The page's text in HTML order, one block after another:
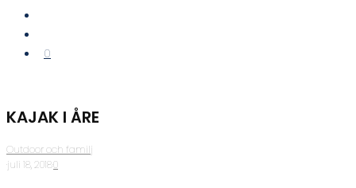
0
KAJAK I ÅRE
Outdoor och familj
·juli 18, 2018·0